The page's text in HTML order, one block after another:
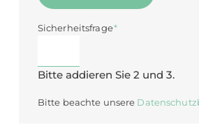
Pflichtfeld
Sicherheitsfrage*
Bitte addieren Sie 2 und 3.
Bitte beachte unsere